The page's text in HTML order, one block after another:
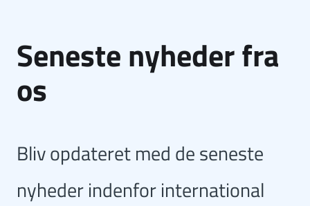
Seneste nyheder fra
os
Bliv opdateret med de seneste
nyheder indenfor international